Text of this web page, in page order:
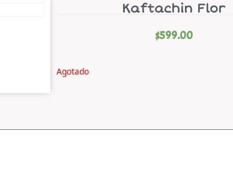
Kaftachin Flor
$599.00
Agotado